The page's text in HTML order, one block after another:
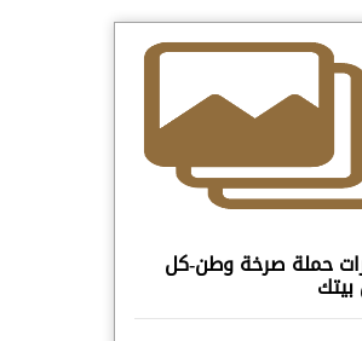
حملة صرخة وطن-كل
بيتك